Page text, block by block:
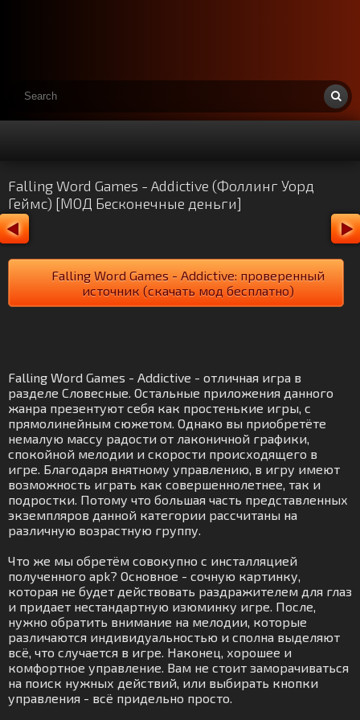
Falling Word Games - Addictive (Фоллинг Уорд
Геймс) [МОД Бесконечные деньги]
Falling Word Games - Addictive: проверенный
источник (скачать мод бесплатно)
Falling Word Games - Addictive - отличная игра в
разделе Словесные. Остальные приложения данного
жанра презентуют себя как простенькие игры, с
прямолинейным сюжетом. Однако вы приобретёте
немалую массу радости от лаконичной графики,
спокойной мелодии и скорости происходящего в
игре. Благодаря внятному управлению, в игру имеют
возможность играть как совершеннолетнее, так и
подростки. Потому что большая часть представленных
экземпляров данной категории рассчитаны на
различную возрастную группу.
Что же мы обретём совокупно с инсталляцией
полученного apk? Основное - сочную картинку,
которая не будет действовать раздражителем для глаз
и придает нестандартную изюминку игре. После,
нужно обратить внимание на мелодии, которые
различаются индивидуальностью и сполна выделяют
всё, что случается в игре. Наконец, хорошее и
комфортное управление. Вам не стоит заморачиваться
на поиск нужных действий, или выбирать кнопки
управления - всё придельно просто.